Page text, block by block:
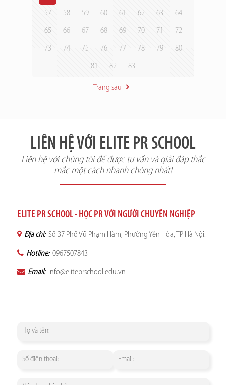
57 58 59 60 61 62 63 64
65 66 67 68 69 70 71 72
73 74 75 76 77 78 79 80
81 82 83
Trang sau
LIÊN HỆ VỚI ELITE PR SCHOOL
Liên hệ với chúng tôi để được tư vấn và giải đáp thắc
mắc một cách nhanh chóng nhất!
ELITE PR SCHOOL - HỌC PR VỚI NGƯỜI CHUYÊN NGHIỆP
Địa chỉ: Số 37 Phố Vũ Phạm Hàm, Phường Yên Hòa, TP Hà Nội.
Hotline: 0967507843
Email: info@eliteprschool.edu.vn